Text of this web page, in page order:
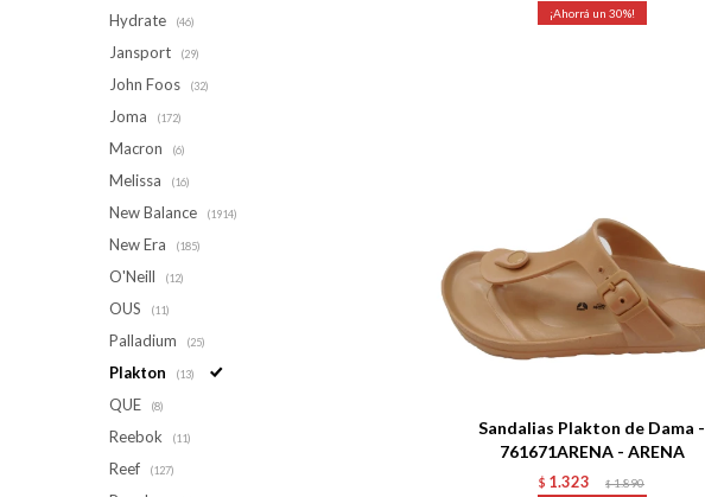
30
Sandalias Plakton de Dama -
761671ARENA - ARENA
$ 1.323 $ 1.890
Hydrate (46)
Jansport (29)
John Foos (32)
Joma (172)
Macron (6)
Melissa (16)
New Balance (1914)
New Era (185)
O'Neill (12)
OUS (11)
Palladium (25)
Plakton (13)
QUE (8)
Reebok (11)
Reef (127)